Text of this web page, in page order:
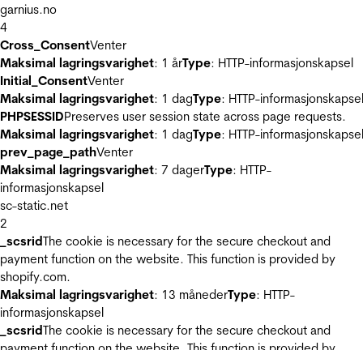
garnius.no
4
Cross_ConsentVenter
Maksimal lagringsvarighet: 1 årType: HTTP-informasjonskapsel
Initial_ConsentVenter
Maksimal lagringsvarighet: 1 dagType: HTTP-informasjonskapsel
PHPSESSIDPreserves user session state across page requests.
Maksimal lagringsvarighet: 1 dagType: HTTP-informasjonskapsel
prev_page_pathVenter
Maksimal lagringsvarighet: 7 dagerType: HTTP-
informasjonskapsel
sc-static.net
2
_scsridThe cookie is necessary for the secure checkout and
payment function on the website. This function is provided by
shopify.com.
Maksimal lagringsvarighet: 13 månederType: HTTP-
informasjonskapsel
_scsridThe cookie is necessary for the secure checkout and